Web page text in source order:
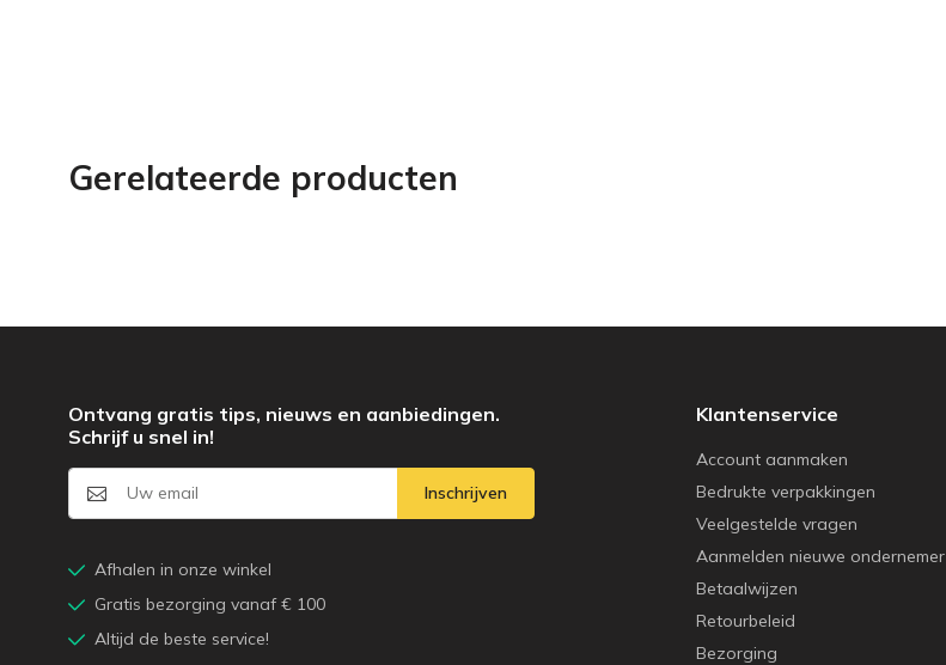
Gerelateerde producten
Klantenservice
Account aanmaken
Bedrukte verpakkingen
Veelgestelde vragen
Aanmelden nieuwe ondernemer
Betaalwijzen
Retourbeleid
Bezorging
Ontvang gratis tips, nieuws en aanbiedingen.
Schrijf u snel in!
Inschrijven
Afhalen in onze winkel
Gratis bezorging vanaf € 100
Altijd de beste service!